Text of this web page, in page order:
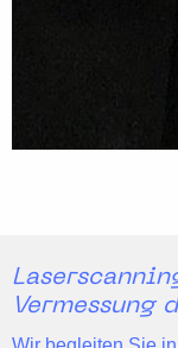
Vermessung